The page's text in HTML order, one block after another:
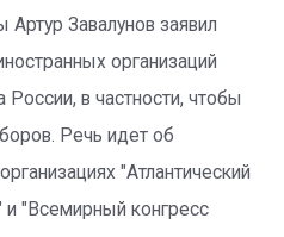
Артур Завалунов заявил
организаций
в частности, чтобы
Речь идет об
"Атлантический
и "Всемирный конгресс